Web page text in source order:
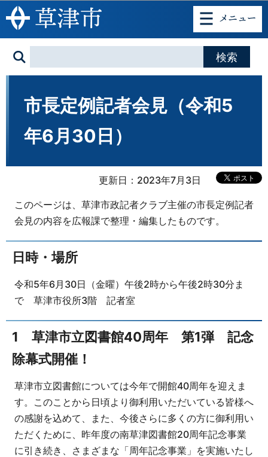
このページの本文へ移動
市長定例記者会見（令和5
年6月30日）
更新日：2023年7月3日
このページは、草津市政記者クラブ主催の市長定例記者
会見の内容を広報課で整理・編集したものです。
日時・場所
令和5年6月30日（金曜）午後2時から午後2時30分ま
で 草津市役所3階 記者室
1 草津市立図書館40周年 第1弾 記念
除幕式開催！
草津市立図書館については今年で開館40周年を迎えま
す。このことから日頃より御利用いただいている皆様へ
の感謝を込めて、また、今後さらに多くの方に御利用い
ただくために、昨年度の南草津図書館20周年記念事業
に引き続き、さまざまな「周年記念事業」を実施いたし